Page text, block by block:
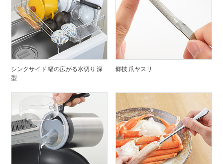
シンクサイド 幅の広がる水切り 深
型
郷技 爪ヤスリ